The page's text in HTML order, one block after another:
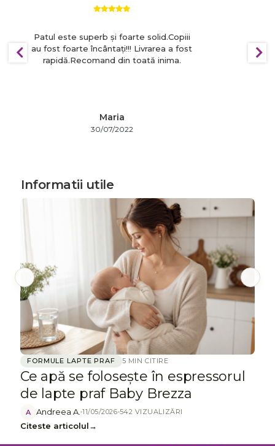
Patul este superb și foarte solid.Copiii
au fost foarte încântați!!! Livrarea a fost
rapidă.Recomand din toată inima.
Maria
30/07/2022
Informatii utile
FORMULE LAPTE PRAF 5 MIN CITIRE
Ce apă se folosește în espressorul
de lapte praf Baby Brezza
A Andreea A. 11/05/2026 542 VIZUALIZĂRI
Citeste articolul→